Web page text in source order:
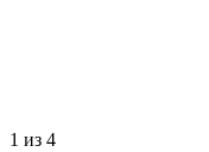
1 из 4